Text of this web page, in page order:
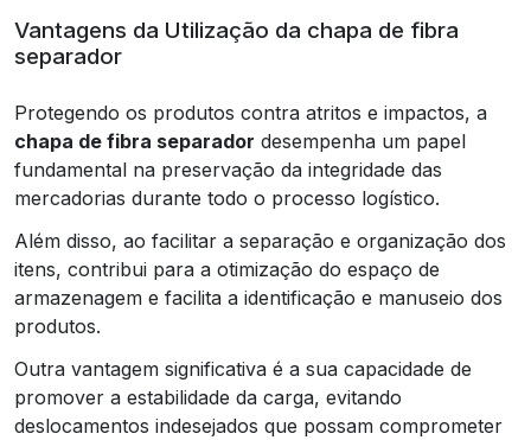
Vantagens da Utilização da chapa de fibra
separador
Protegendo os produtos contra atritos e impactos, a
chapa de fibra separador desempenha um papel
fundamental na preservação da integridade das
mercadorias durante todo o processo logístico.
Além disso, ao facilitar a separação e organização dos
itens, contribui para a otimização do espaço de
armazenagem e facilita a identificação e manuseio dos
produtos.
Outra vantagem significativa é a sua capacidade de
promover a estabilidade da carga, evitando
deslocamentos indesejados que possam comprometer